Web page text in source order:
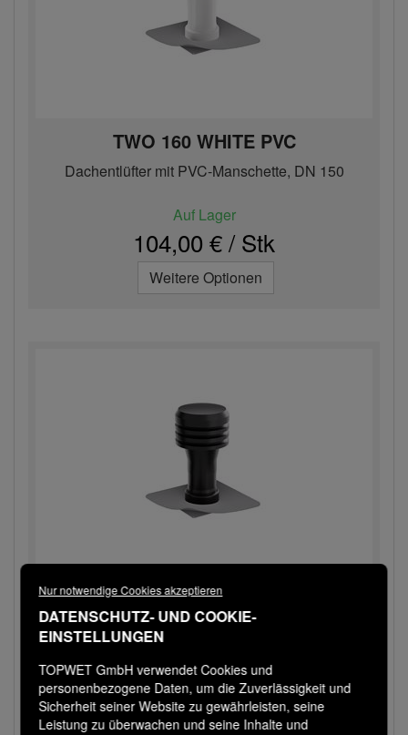
Nur notwendige Cookies akzeptieren
DATENSCHUTZ- UND COOKIE-
EINSTELLUNGEN
TOPWET GmbH verwendet Cookies und
personenbezogene Daten, um die Zuverlässigkeit und
Sicherheit seiner Website zu gewährleisten, seine
Leistung zu überwachen und seine Inhalte und
TWO 160 WHITE PVC
Dachentlüfter mit PVC-Manschette, DN 150
Auf Lager
104,00 € / Stk
Weitere Optionen
TWO 160 BLACK PVC
Dachentlüfter mit PVC-Manschette, DN 150
Versandfertig in 3 Tagen
104,00 € / Stk